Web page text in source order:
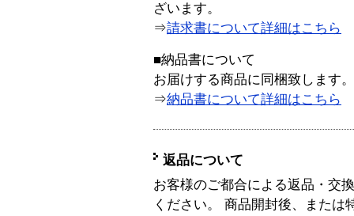
ざいます。
⇒請求書について詳細はこちら
■納品書について
お届けする商品に同梱致します。
⇒納品書について詳細はこちら
返品について
お客様のご都合による返品・交
ください。 商品開封後、または